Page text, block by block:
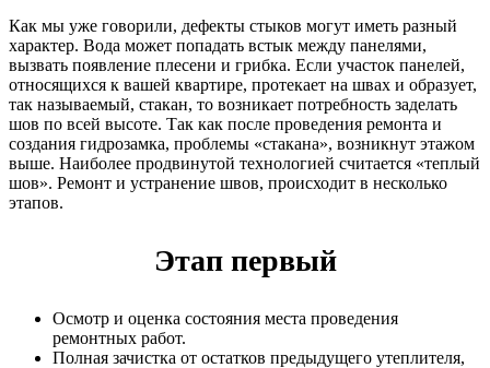
Как мы уже говорили, дефекты стыков могут иметь разный
характер. Вода может попадать встык между панелями,
вызвать появление плесени и грибка. Если участок панелей,
относящихся к вашей квартире, протекает на швах и образует,
так называемый, стакан, то возникает потребность заделать
шов по всей высоте. Так как после проведения ремонта и
создания гидрозамка, проблемы «стакана», возникнут этажом
выше. Наиболее продвинутой технологией считается «теплый
шов». Ремонт и устранение швов, происходит в несколько
этапов.
Этап первый
Осмотр и оценка состояния места проведения
ремонтных работ.
Полная зачистка от остатков предыдущего утеплителя,